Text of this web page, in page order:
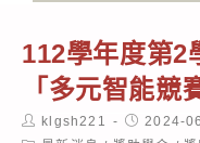
112學年度第2
「多元智能競
Post
author:
klgsh221
Post
published:
2024-